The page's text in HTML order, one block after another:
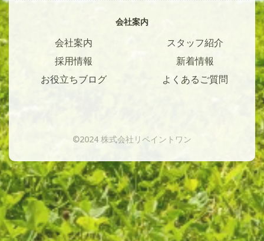
会社案内
会社案内
スタッフ紹介
採用情報
新着情報
お役立ちブログ
よくあるご質問
©2024 株式会社リペイントワン